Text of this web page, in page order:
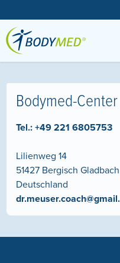
Bodymed-
Tel.:+49 221 6805753
Lilienweg 14
51427 Bergisch Gladbach
Deutschland